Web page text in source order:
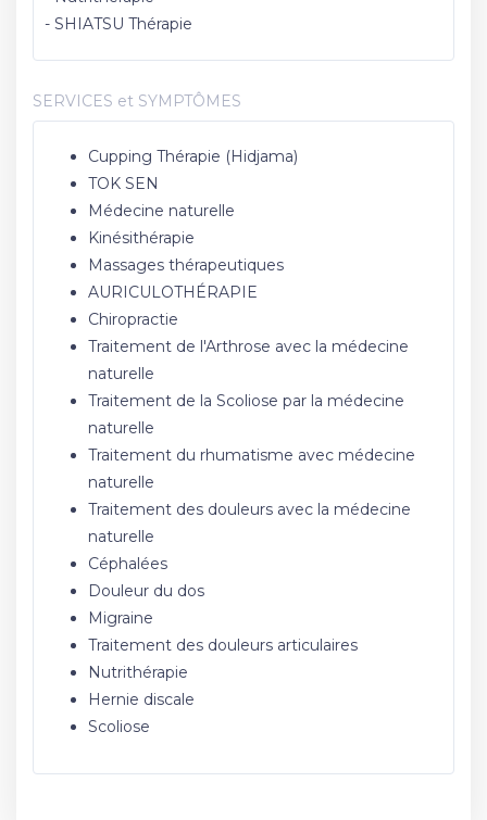
- SHIATSU Thérapie
SERVICES et SYMPTÔMES
Cupping Thérapie (Hidjama)
TOK SEN
Médecine naturelle
Kinésithérapie
Massages thérapeutiques
AURICULOTHÉRAPIE
Chiropractie
Traitement de l'Arthrose avec la médecine
naturelle
Traitement de la Scoliose par la médecine
naturelle
Traitement du rhumatisme avec médecine
naturelle
Traitement des douleurs avec la médecine
naturelle
Céphalées
Douleur du dos
Migraine
Traitement des douleurs articulaires
Nutrithérapie
Hernie discale
Scoliose